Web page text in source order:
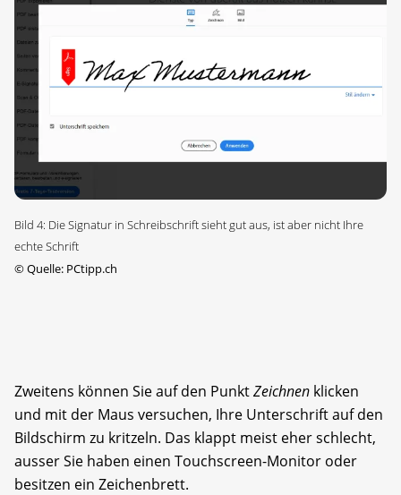
Bild 4: Die Signatur in Schreibschrift sieht gut aus, ist aber nicht Ihre
echte Schrift
©Quelle: PCtipp.ch
Zweitens können Sie auf den PunktZeichnen klicken
und mit der Maus versuchen, Ihre Unterschrift auf den
Bildschirm zu kritzeln. Das klappt meist eher schlecht,
ausser Sie haben einen Touchscreen-Monitor oder
besitzen ein Zeichenbrett.